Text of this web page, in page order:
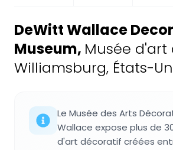
DeWitt Wallace
Museum, Musée d'art
Williamsburg, États-
Le Musée des Arts
Wallace expose plus de
d'art décoratif créées